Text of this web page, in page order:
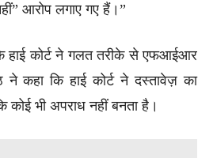
आरोप लगाए गए हैं।”
हाई कोर्ट ने गलत तरीके से एफआईआर
ने कहा कि हाई कोर्ट ने दस्तावेज़ का
कोई भी अपराध नहीं बनता है।